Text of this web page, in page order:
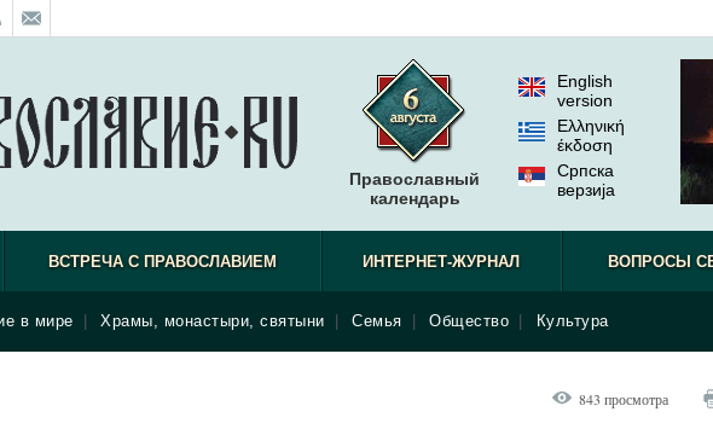
Православный
календарь
English
version
Ελληνική
έκδοση
Српска
верзиjа
ВСТРЕЧА С ПРАВОСЛАВИЕМ ИНТЕРНЕТ-ЖУРНАЛ ВОПРОСЫ
в мире Храмы, монастыри, святыни Семья Общество Культура
843 просмотра